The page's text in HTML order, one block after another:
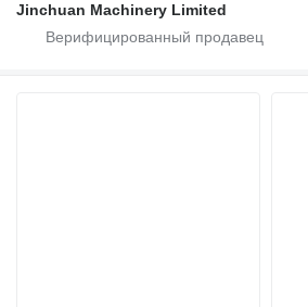
Jinchuan Machinery Limited